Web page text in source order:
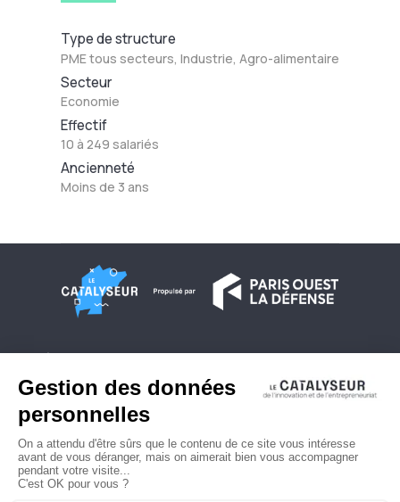
Type de structure
PME tous secteurs, Industrie, Agro-alimentaire
Secteur
Economie
Effectif
10 à 249 salariés
Ancienneté
Moins de 3 ans
Conditions générales d'utilisation
Contactez-nous
Politique de confidentialité
Plan du site